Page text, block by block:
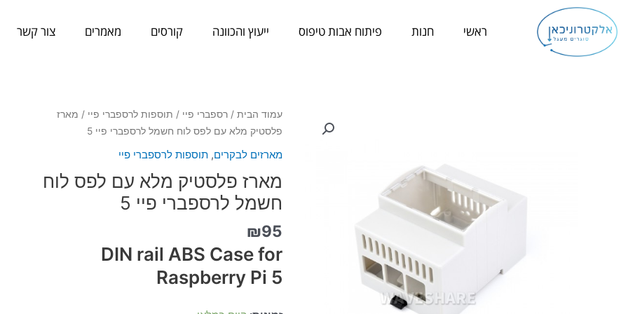
לתוכן
ראשי חנות פיתוח אבות טיפוס ייעוץ והכוונה קורסים מאמרים צור קשר
עמוד הבית/ רספברי פיי / תוספות לרספברי פיי / מארז
פלסטיק מלא עם לפס לוח חשמל לרספברי פיי 5
מארזים לבקרים, תוספות לרספברי פיי
מארז פלסטיק מלא עם לפס לוח
חשמל לרספברי פיי 5
₪95
DIN rail ABS Case for
Raspberry Pi 5
כמות
של
מלא
עם
לפס
לוח
חשמל
לרספברי
פיי